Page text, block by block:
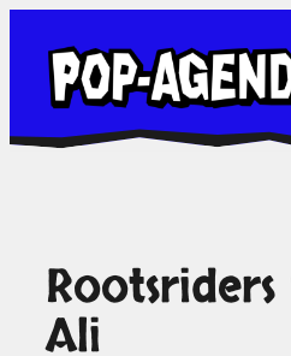
naar
inhoud
Ali